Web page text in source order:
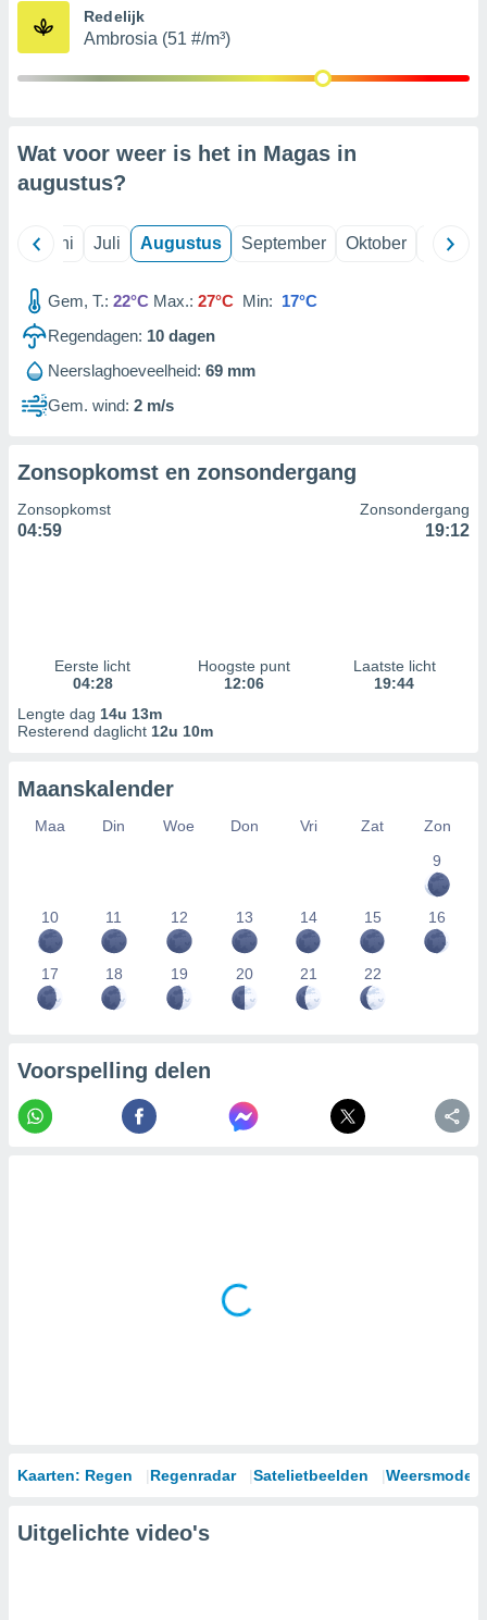
partners
Redelijk
Ambrosia (51 #/m³)
Wat voor weer is het in Magas in
augustus?
Juni Juli Augustus September Oktober
Gem, T.: 22°C Max.: 27°C Min: 17°C
Regendagen: 10 dagen
Neerslaghoeveelheid: 69 mm
Gem. wind: 2 m/s
Zonsopkomst en zonsondergang
Zonsopkomst
04:59
Zonsondergang
19:12
Eerste licht
04:28
Hoogste punt
12:06
Laatste licht
19:44
Lengte dag 14u 13m
Resterend daglicht 12u 10m
Maanskalender
Maa Din Woe Don Vri Zat
Zon
9
10 11 12 13 14 15 16
17 18 19 20 21 22
Voorspelling delen
Kaarten: Regen Regenradar Satelietbeelden
Uitgelichte video's